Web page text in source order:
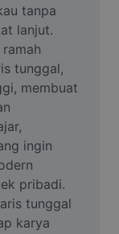
tanpa
lanjut.
tunggal,
membuat
ingin
pribadi.
tunggal
karya